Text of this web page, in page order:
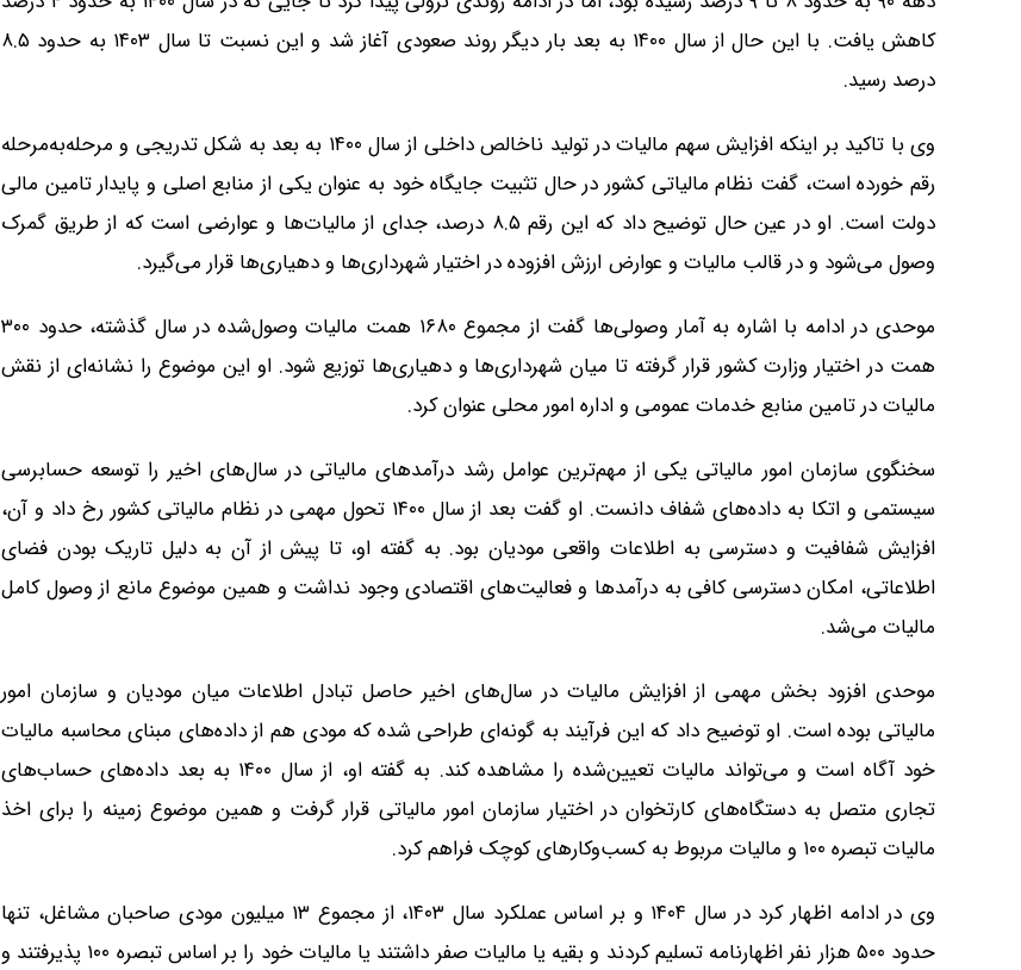
کاهش یافت. با این حال از سال ۱۴۰۰ به بعد بار دیگر روند صعودی آغاز شد و این نسبت تا سال ۱۴۰۳ به حدود ۸.۵
درصد رسید.
وی با تاکید بر اینکه افزایش سهم مالیات در تولید ناخالص داخلی از سال ۱۴۰۰ به بعد به شکل تدریجی و مرحله‌به‌مرحله
رقم خورده است، گفت نظام مالیاتی کشور در حال تثبیت جایگاه خود به عنوان یکی از منابع اصلی و پایدار تامین مالی
دولت است. او در عین حال توضیح داد که این رقم ۸.۵ درصد، جدای از مالیات‌ها و عوارضی است که از طریق گمرک
وصول می‌شود و در قالب مالیات و عوارض ارزش افزوده در اختیار شهرداری‌ها و دهیاری‌ها قرار می‌گیرد.
موحدی در ادامه با اشاره به آمار وصولی‌ها گفت از مجموع ۱۶۸۰ همت مالیات وصول‌شده در سال گذشته، حدود ۳۰۰
همت در اختیار وزارت کشور قرار گرفته تا میان شهرداری‌ها و دهیاری‌ها توزیع شود. او این موضوع را نشانه‌ای از نقش
مالیات در تامین منابع خدمات عمومی و اداره امور محلی عنوان کرد.
سخنگوی سازمان امور مالیاتی یکی از مهم‌ترین عوامل رشد درآمدهای مالیاتی در سال‌های اخیر را توسعه حسابرسی
سیستمی و اتکا به داده‌های شفاف دانست. او گفت بعد از سال ۱۴۰۰ تحول مهمی در نظام مالیاتی کشور رخ داد و آن،
افزایش شفافیت و دسترسی به اطلاعات واقعی مودیان بود. به گفته او، تا پیش از آن به دلیل تاریک بودن فضای
اطلاعاتی، امکان دسترسی کافی به درآمدها و فعالیت‌های اقتصادی وجود نداشت و همین موضوع مانع از وصول کامل
مالیات می‌شد.
موحدی افزود بخش مهمی از افزایش مالیات در سال‌های اخیر حاصل تبادل اطلاعات میان مودیان و سازمان امور
مالیاتی بوده است. او توضیح داد که این فرآیند به گونه‌ای طراحی شده که مودی هم از داده‌های مبنای محاسبه مالیات
خود آگاه است و می‌تواند مالیات تعیین‌شده را مشاهده کند. به گفته او، از سال ۱۴۰۰ به بعد داده‌های حساب‌های
تجاری متصل به دستگاه‌های کارتخوان در اختیار سازمان امور مالیاتی قرار گرفت و همین موضوع زمینه را برای اخذ
مالیات تبصره ۱۰۰ و مالیات مربوط به کسب‌وکارهای کوچک فراهم کرد.
وی در ادامه اظهار کرد در سال ۱۴۰۴ و بر اساس عملکرد سال ۱۴۰۳، از مجموع ۱۳ میلیون مودی صاحبان مشاغل، تنها
حدود ۵۰۰ هزار نفر اظهارنامه تسلیم کردند و بقیه یا مالیات صفر داشتند یا مالیات خود را بر اساس تبصره ۱۰۰ پذیرفتند و